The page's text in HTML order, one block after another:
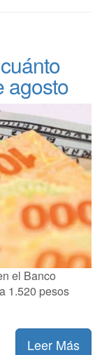
agosto
el Banco
1.520 pesos
Leer Más